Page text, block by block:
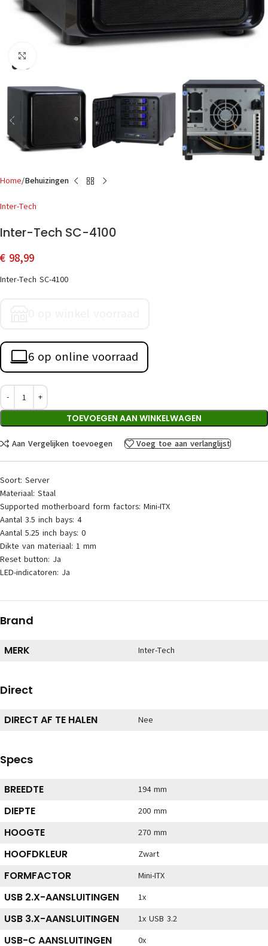
Home Behuizingen
Inter-Tech
Inter-Tech SC-4100
€ 98,99
Inter-Tech SC-4100
6 op online voorraad
TOEVOEGEN AAN WINKELWAGEN
Aan Vergelijken toevoegen Voeg toe aan verlanglijst
Soort: Server
Materiaal: Staal
Supported motherboard form factors: Mini-ITX
Aantal 3.5 inch bays: 4
Aantal 5.25 inch bays: 0
Dikte van materiaal: 1 mm
Reset button: Ja
LED-indicatoren: Ja
Brand
MERK Inter-Tech
Direct
DIRECT AF TE HALEN Nee
Specs
BREEDTE 194 mm
DIEPTE 200 mm
HOOGTE 270 mm
HOOFDKLEUR Zwart
FORMFACTOR Mini-ITX
USB 2.X-AANSLUITINGEN 1x
USB 3.X-AANSLUITINGEN 1x USB 3.2
USB-C AANSLUITINGEN 0x